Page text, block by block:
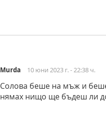
Murda 10 юни 2023 г. - 22:38 ч.
Солова беше на мъж и
нямах нищо ще бъдеш ли